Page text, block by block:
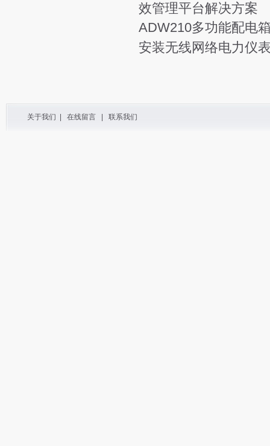
效管理平台解决方案
ADW210多功能配电
安装无线网络电力仪
关于我们 在线留言 联系我们